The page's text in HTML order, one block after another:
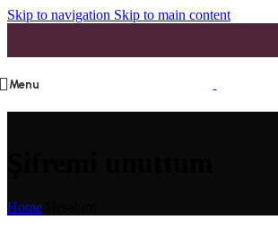
Skip to navigation Skip to main content
Menu
Home